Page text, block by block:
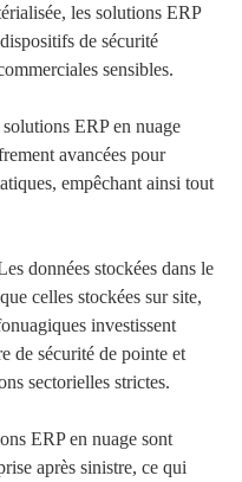
les solutions ERP
de sécurité
sensibles.
ERP en nuage
avancées pour
empêchant ainsi tout
données stockées dans le
celles stockées sur site,
investissent
de sécurité de pointe et
sectorielles strictes.
ERP en nuage sont
après sinistre, ce qui